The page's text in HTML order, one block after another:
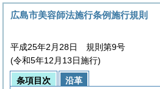
広島市美容師法施行条例施行規則
平成25年2月28日 規則第9号
(令和5年12月13日施行)
条項目次
沿革